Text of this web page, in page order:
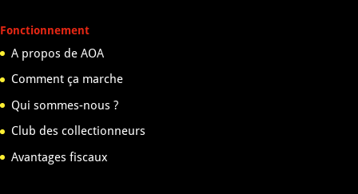
Fonctionnement
A propos de AOA
Comment ça marche
Qui sommes-nous ?
Club des collectionneurs
Avantages fiscaux